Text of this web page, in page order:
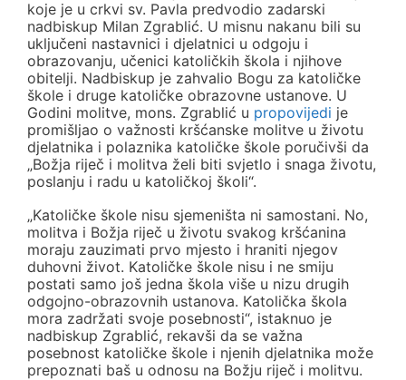
koje je u crkvi sv. Pavla predvodio zadarski
nadbiskup Milan Zgrablić. U misnu nakanu bili su
uključeni nastavnici i djelatnici u odgoju i
obrazovanju, učenici katoličkih škola i njihove
obitelji. Nadbiskup je zahvalio Bogu za katoličke
škole i druge katoličke obrazovne ustanove. U
Godini molitve, mons. Zgrablić u propovijedi je
promišljao o važnosti kršćanske molitve u životu
djelatnika i polaznika katoličke škole poručivši da
„Božja riječ i molitva želi biti svjetlo i snaga životu,
poslanju i radu u katoličkoj školi“.
„Katoličke škole nisu sjemeništa ni samostani. No,
molitva i Božja riječ u životu svakog kršćanina
moraju zauzimati prvo mjesto i hraniti njegov
duhovni život. Katoličke škole nisu i ne smiju
postati samo još jedna škola više u nizu drugih
odgojno-obrazovnih ustanova. Katolička škola
mora zadržati svoje posebnosti“, istaknuo je
nadbiskup Zgrablić, rekavši da se važna
posebnost katoličke škole i njenih djelatnika može
prepoznati baš u odnosu na Božju riječ i molitvu.